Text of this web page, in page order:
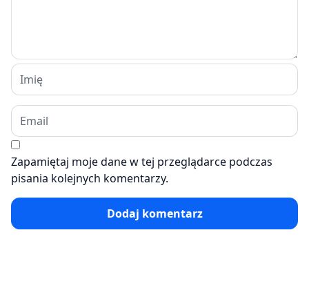
Zapamiętaj moje dane w tej przeglądarce podczas
pisania kolejnych komentarzy.
Dodaj komentarz